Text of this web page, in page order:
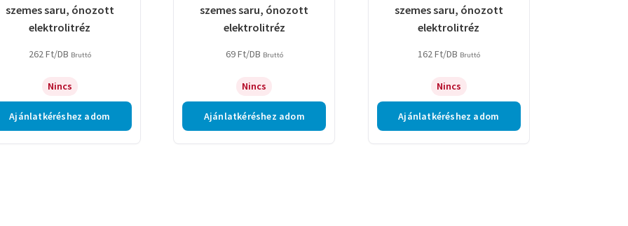
szemes saru, ónozott
elektrolitréz
262Ft/DB Bruttó
Nincs
Ajánlatkéréshez adom
szemes saru, ónozott
elektrolitréz
69Ft/DB Bruttó
Nincs
Ajánlatkéréshez adom
szemes saru, ónozott
elektrolitréz
162Ft/DB Bruttó
Nincs
Ajánlatkéréshez adom